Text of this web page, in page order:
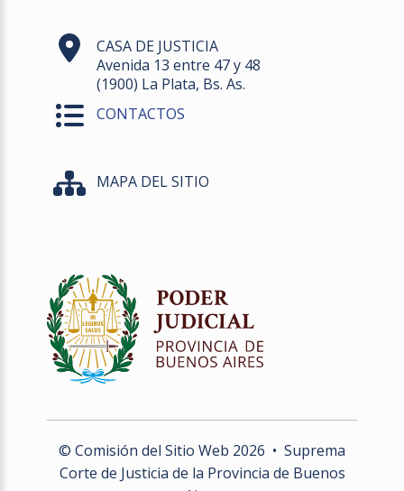
CASA DE JUSTICIA
Avenida 13 entre 47 y 48
(1900) La Plata, Bs. As.
CONTACTOS
MAPA DEL SITIO
© Comisión del Sitio Web 2026 • Suprema
Corte de Justicia de la Provincia de Buenos